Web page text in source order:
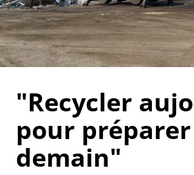
"Recycler
pour préparer
demain"